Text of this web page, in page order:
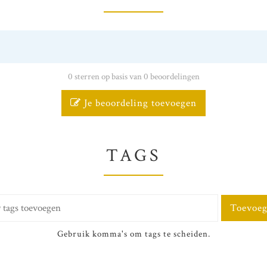
0 sterren op basis van 0 beoordelingen
Je beoordeling toevoegen
TAGS
Gebruik komma's om tags te scheiden.